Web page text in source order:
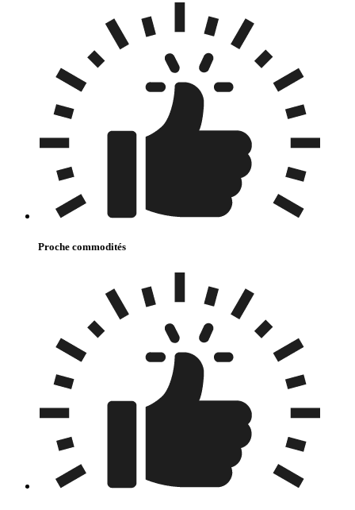
Proche commodités